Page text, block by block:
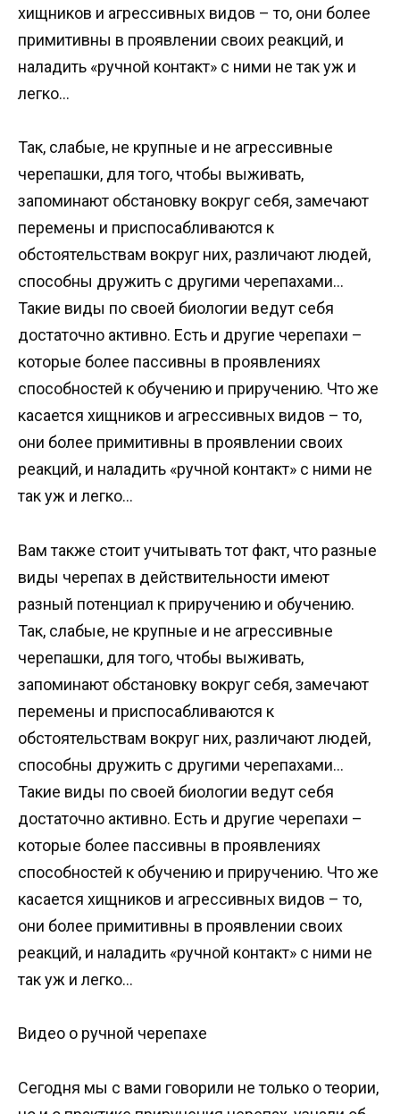
хищников и агрессивных видов – то, они более
примитивны в проявлении своих реакций, и
наладить «ручной контакт» с ними не так уж и
легко…
Так, слабые, не крупные и не агрессивные
черепашки, для того, чтобы выживать,
запоминают обстановку вокруг себя, замечают
перемены и приспосабливаются к
обстоятельствам вокруг них, различают людей,
способны дружить с другими черепахами…
Такие виды по своей биологии ведут себя
достаточно активно. Есть и другие черепахи –
которые более пассивны в проявлениях
способностей к обучению и приручению. Что же
касается хищников и агрессивных видов – то,
они более примитивны в проявлении своих
реакций, и наладить «ручной контакт» с ними не
так уж и легко…
Вам также стоит учитывать тот факт, что разные
виды черепах в действительности имеют
разный потенциал к приручению и обучению.
Так, слабые, не крупные и не агрессивные
черепашки, для того, чтобы выживать,
запоминают обстановку вокруг себя, замечают
перемены и приспосабливаются к
обстоятельствам вокруг них, различают людей,
способны дружить с другими черепахами…
Такие виды по своей биологии ведут себя
достаточно активно. Есть и другие черепахи –
которые более пассивны в проявлениях
способностей к обучению и приручению. Что же
касается хищников и агрессивных видов – то,
они более примитивны в проявлении своих
реакций, и наладить «ручной контакт» с ними не
так уж и легко…
Видео о ручной черепахе
Сегодня мы с вами говорили не только о теории,